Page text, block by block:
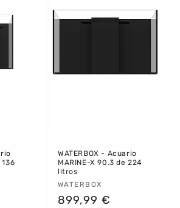
136
WATERBOX - Acuario
MARINE-X 90.3 de 224
litros
Proveedor:
WATERBOX
Precio
899,99 €